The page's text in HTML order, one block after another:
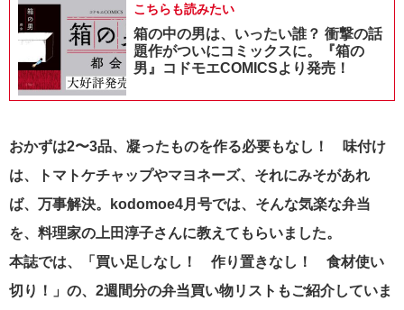
こちらも読みたい
箱の中の男は、いったい誰？ 衝撃の話
題作がついにコミックスに。『箱の
男』コドモエCOMICSより発売！
おかずは2〜3品、凝ったものを作る必要もなし！ 味付け
は、トマトケチャップやマヨネーズ、それにみそがあれ
ば、万事解決。kodomoe4月号では、そんな気楽な弁当
を、料理家の上田淳子さんに教えてもらいました。
本誌では、「買い足しなし！ 作り置きなし！ 食材使い
切り！」の、2週間分の弁当買い物リストもご紹介していま